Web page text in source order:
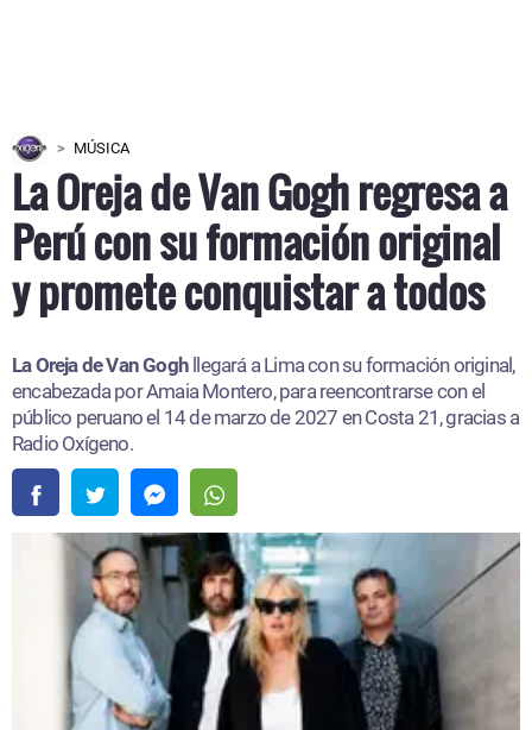
MÚSICA
La Oreja de Van Gogh regresa a
Perú con su formación original
y promete conquistar a todos
La Oreja de Van Gogh llegará a Lima con su formación original,
encabezada por Amaia Montero, para reencontrarse con el
público peruano el 14 de marzo de 2027 en Costa 21, gracias a
Radio Oxígeno.